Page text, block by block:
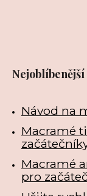
Nejoblíbenější
Návod na
Macramé
Macramé
pro